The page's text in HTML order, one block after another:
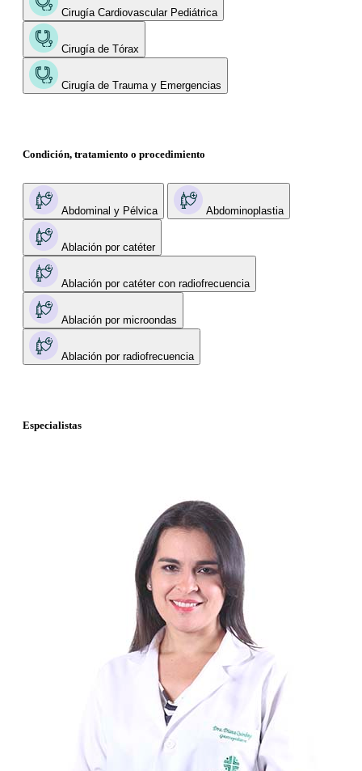
Cirugía Cardiovascular Pediátrica
Cirugía de Tórax
Cirugía de Trauma y Emergencias
Condición, tratamiento o procedimiento
Abdominal y Pélvica Abdominoplastia
Ablación por catéter
Ablación por catéter con radiofrecuencia
Ablación por microondas
Ablación por radiofrecuencia
Especialistas